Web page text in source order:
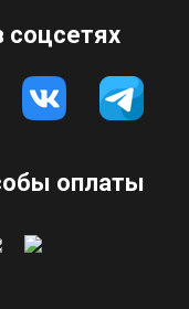
оплаты